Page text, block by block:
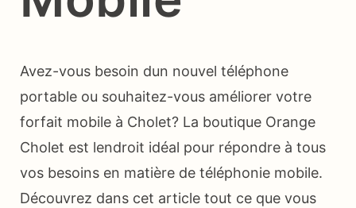
Avez-vous besoin dun nouvel téléphone
portable ou souhaitez-vous améliorer votre
forfait mobile à Cholet? La boutique Orange
Cholet est lendroit idéal pour répondre à tous
vos besoins en matière de téléphonie mobile.
Découvrez dans cet article tout ce que vous